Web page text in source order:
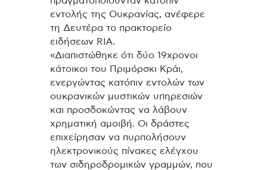
εντολής της Ουκρανίας, ανέφερε
τη Δευτέρα το πρακτορείο
ειδήσεων RIA.
«Διαπιστώθηκε ότι δύο 19χρονοι
κάτοικοι του Πριμόρσκι Κράι,
ενεργώντας κατόπιν εντολών των
ουκρανικών μυστικών υπηρεσιών
και προσδοκώντας να λάβουν
χρηματική αμοιβή. Οι δράστες
επιχείρησαν να πυρπολήσουν
ηλεκτρονικούς πίνακες ελέγχου
των σιδηροδρομικών γραμμών, που